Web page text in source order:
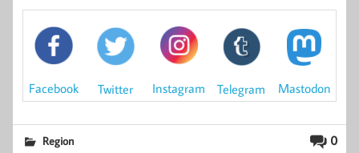
Facebook Twitter Instagram Telegram Mastodon
0
Region